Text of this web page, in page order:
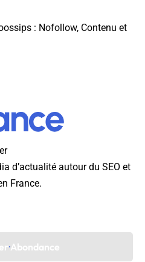
: Nofollow, Contenu et
d’actualité autour du SEO et
France.
Abondance